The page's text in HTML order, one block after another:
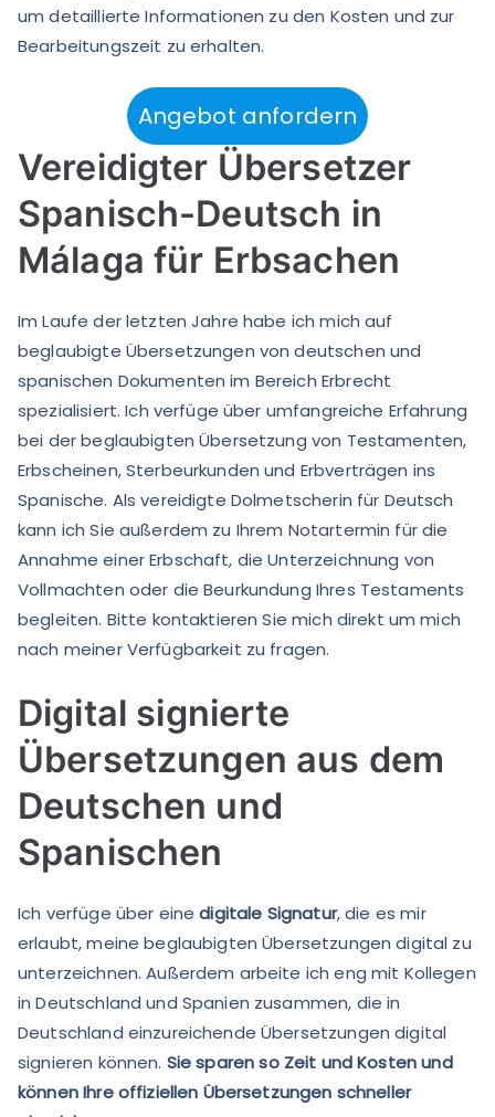
um detaillierte Informationen zu den Kosten und zur
Bearbeitungszeit zu erhalten.
Angebot anfordern
Vereidigter Übersetzer
Spanisch-Deutsch in
Málaga für Erbsachen
Im Laufe der letzten Jahre habe ich mich auf
beglaubigte Übersetzungen von deutschen und
spanischen Dokumenten im Bereich Erbrecht
spezialisiert. Ich verfüge über umfangreiche Erfahrung
bei der beglaubigten Übersetzung von Testamenten,
Erbscheinen, Sterbeurkunden und Erbverträgen ins
Spanische. Als vereidigte Dolmetscherin für Deutsch
kann ich Sie außerdem zu Ihrem Notartermin für die
Annahme einer Erbschaft, die Unterzeichnung von
Vollmachten oder die Beurkundung Ihres Testaments
begleiten. Bitte kontaktieren Sie mich direkt um mich
nach meiner Verfügbarkeit zu fragen.
Digital signierte
Übersetzungen aus dem
Deutschen und
Spanischen
Ich verfüge über einedigitale Signatur, die es mir
erlaubt, meine beglaubigten Übersetzungen digital zu
unterzeichnen. Außerdem arbeite ich eng mit Kollegen
in Deutschland und Spanien zusammen, die in
Deutschland einzureichende Übersetzungen digital
signieren können. Sie sparen so Zeit und Kosten und
können Ihre offiziellen Übersetzungen schneller